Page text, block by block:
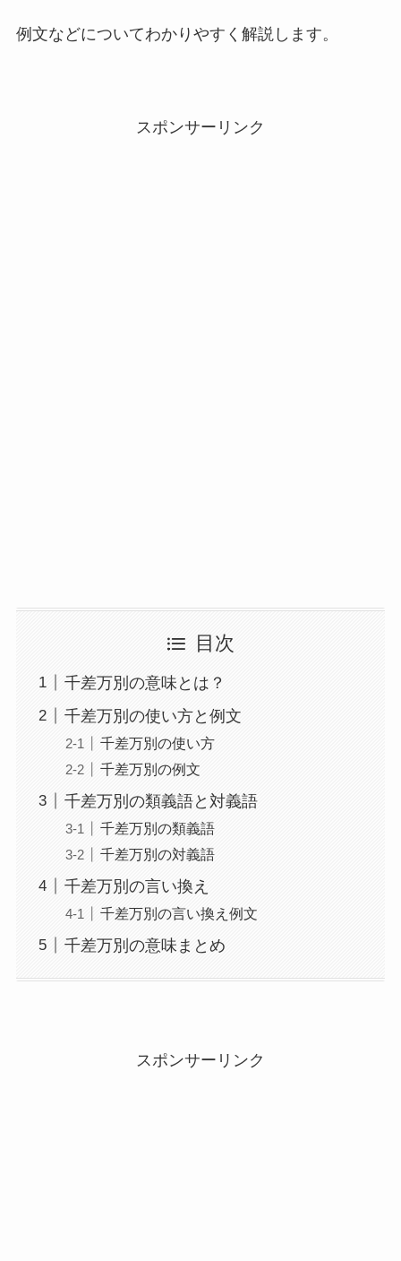
例文などについてわかりやすく解説します。
スポンサーリンク
目次
千差万別の意味とは？
千差万別の使い方と例文
千差万別の使い方
千差万別の例文
千差万別の類義語と対義語
千差万別の類義語
千差万別の対義語
千差万別の言い換え
千差万別の言い換え例文
千差万別の意味まとめ
スポンサーリンク